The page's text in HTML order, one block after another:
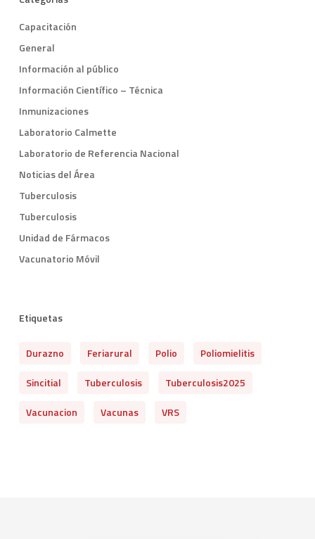
Capacitación
General
Información al público
Información Científico – Técnica
Inmunizaciones
Laboratorio Calmette
Laboratorio de Referencia Nacional
Noticias del Área
Tuberculosis
Tuberculosis
Unidad de Fármacos
Vacunatorio Móvil
Etiquetas
Durazno Feriarural Polio
Poliomielitis
Sincitial
Tuberculosis
Tuberculosis2025
Vacunacion
Vacunas VRS